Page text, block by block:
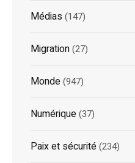
Médias(147)
Migration(27)
Monde(947)
Numérique(37)
Paix et sécurité(234)